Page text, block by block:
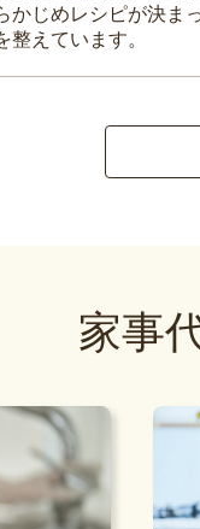
かじめレシピが決ま
えています。
家事